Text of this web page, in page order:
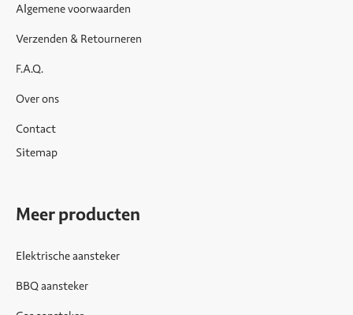
Algemene voorwaarden
Verzenden & Retourneren
F.A.Q.
Over ons
Contact
Sitemap
Meer producten
Elektrische aansteker
BBQ aansteker